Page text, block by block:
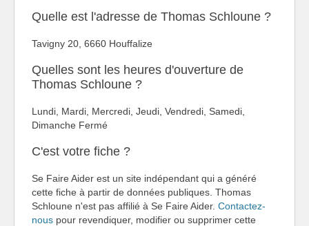
Quelle est l'adresse de Thomas Schloune ?
Tavigny 20, 6660 Houffalize
Quelles sont les heures d'ouverture de
Thomas Schloune ?
Lundi, Mardi, Mercredi, Jeudi, Vendredi, Samedi,
Dimanche Fermé
C'est votre fiche ?
Se Faire Aider est un site indépendant qui a généré
cette fiche à partir de données publiques. Thomas
Schloune n'est pas affilié à Se Faire Aider. Contactez-
nous pour revendiquer, modifier ou supprimer cette